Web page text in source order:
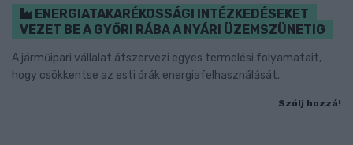
ENERGIATAKARÉKOSSÁGI INTÉZKEDÉSEKET
VEZET BE A GYŐRI RÁBA A NYÁRI ÜZEMSZÜNETIG
A járműipari vállalat átszervezi egyes termelési folyamatait,
hogy csökkentse az esti órák energiafelhasználását.
Szólj hozzá!